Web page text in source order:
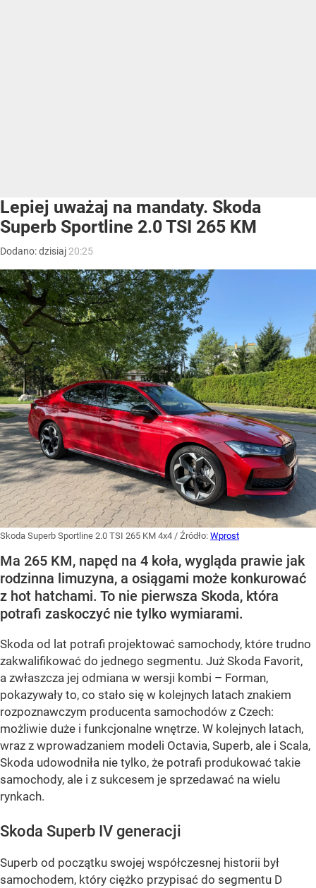
Lepiej uważaj na mandaty. Skoda
Superb Sportline 2.0 TSI 265 KM
Dodano:dzisiaj 20:25
Skoda Superb Sportline 2.0 TSI 265 KM 4x4 / Źródło: Wprost
Ma 265 KM, napęd na 4 koła, wygląda prawie jak
rodzinna limuzyna, a osiągami może konkurować
z hot hatchami. To nie pierwsza Skoda, która
potrafi zaskoczyć nie tylko wymiarami.
Skoda od lat potrafi projektować samochody, które trudno
zakwalifikować do jednego segmentu. Już Skoda Favorit,
a zwłaszcza jej odmiana w wersji kombi – Forman,
pokazywały to, co stało się w kolejnych latach znakiem
rozpoznawczym producenta samochodów z Czech:
możliwie duże i funkcjonalne wnętrze. W kolejnych latach,
wraz z wprowadzaniem modeli Octavia, Superb, ale i Scala,
Skoda udowodniła nie tylko, że potrafi produkować takie
samochody, ale i z sukcesem je sprzedawać na wielu
rynkach.
Skoda Superb IV generacji
Superb od początku swojej współczesnej historii był
samochodem, który ciężko przypisać do segmentu D